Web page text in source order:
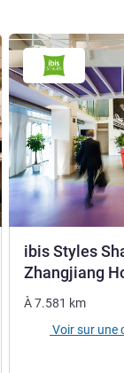
ibis Styles
Zhangjiang
À7.581 km
Voir sur une